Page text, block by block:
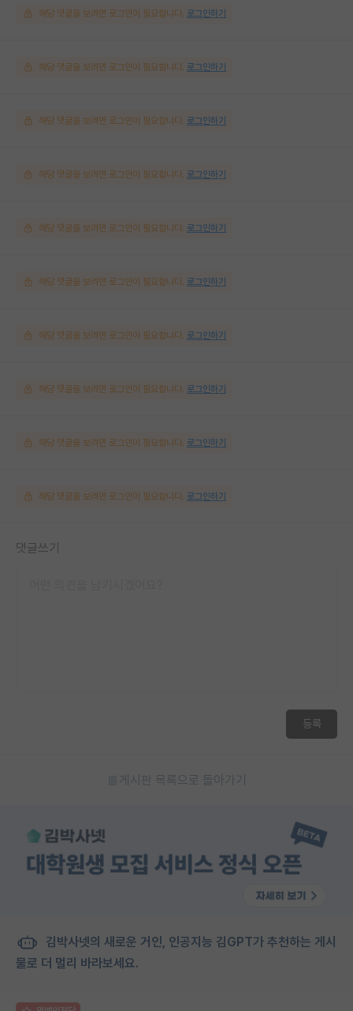
해당 댓글을 보려면 로그인이 필요합니다. 로그인하기
해당 댓글을 보려면 로그인이 필요합니다. 로그인하기
해당 댓글을 보려면 로그인이 필요합니다. 로그인하기
해당 댓글을 보려면 로그인이 필요합니다. 로그인하기
해당 댓글을 보려면 로그인이 필요합니다. 로그인하기
해당 댓글을 보려면 로그인이 필요합니다. 로그인하기
해당 댓글을 보려면 로그인이 필요합니다. 로그인하기
해당 댓글을 보려면 로그인이 필요합니다. 로그인하기
해당 댓글을 보려면 로그인이 필요합니다. 로그인하기
해당 댓글을 보려면 로그인이 필요합니다. 로그인하기
댓글쓰기
등록
게시판 목록으로 돌아가기
김박사넷의 새로운 거인, 인공지능 김GPT가 추천하는 게시
물로 더 멀리 바라보세요.